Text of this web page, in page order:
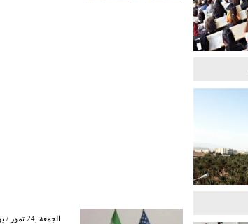
GMT 12:23 2026 الجمعة ,24 تموز / يوليو